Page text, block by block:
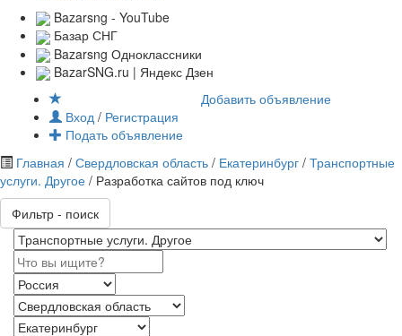
Bazarsng - YouTube
Базар СНГ
Bazarsng Одноклассники
BazarSNG.ru | Яндекс Дзен
Вход / Регистрация
Подать объявление
Добавить объявление
Главная / Свердловская область / Екатеринбург / Транспортные
услуги. Другое / Разработка сайтов под ключ
Фильтр - поиск